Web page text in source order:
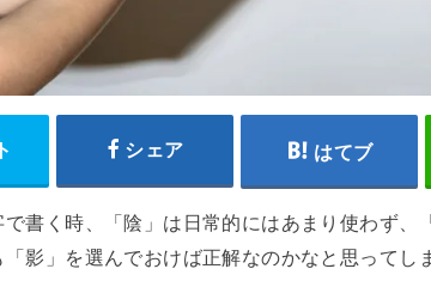
シェア はてブ
で書く時、「陰」は日常的にはあまり使わず
影」を選んでおけば正解なのかなと思ってし